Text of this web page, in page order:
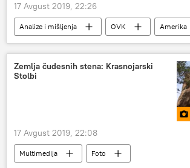
17 Avgust 2019, 22:26
Analize i mišljenja OVK Amerika
Zemlja čudesnih stena: Krasnojarski
Stolbi
17 Avgust 2019, 22:08
Multimedija Foto